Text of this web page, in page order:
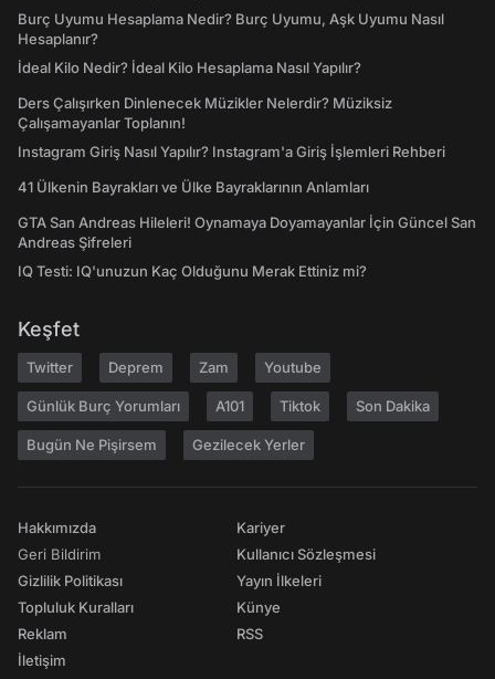
Burç Uyumu Hesaplama Nedir? Burç Uyumu, Aşk Uyumu Nasıl
Hesaplanır?
İdeal Kilo Nedir? İdeal Kilo Hesaplama Nasıl Yapılır?
Ders Çalışırken Dinlenecek Müzikler Nelerdir? Müziksiz
Çalışamayanlar Toplanın!
Instagram Giriş Nasıl Yapılır? Instagram'a Giriş İşlemleri Rehberi
41 Ülkenin Bayrakları ve Ülke Bayraklarının Anlamları
GTA San Andreas Hileleri! Oynamaya Doyamayanlar İçin Güncel San
Andreas Şifreleri
IQ Testi: IQ'unuzun Kaç Olduğunu Merak Ettiniz mi?
Keşfet
Twitter Deprem Zam Youtube
Günlük Burç Yorumları A101 Tiktok Son Dakika
Bugün Ne Pişirsem Gezilecek Yerler
Hakkımızda
Geri Bildirim
Gizlilik Politikası
Topluluk Kuralları
Reklam
İletişim
Kariyer
Kullanıcı Sözleşmesi
Yayın İlkeleri
Künye
RSS